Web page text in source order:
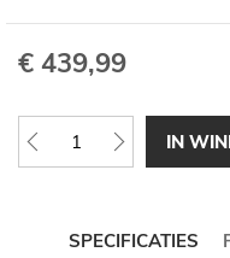
€ 439,99
IN
SPECIFICATIES